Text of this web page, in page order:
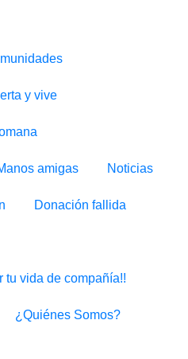
y vive
amigas Noticias
Donación fallida
tu vida de compañía!!
¿Quiénes Somos?